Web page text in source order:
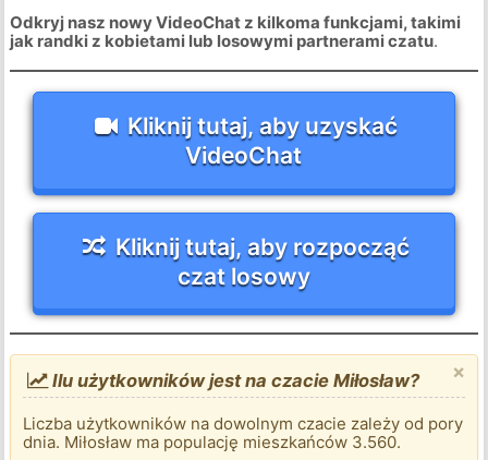
Odkryj nasz nowy VideoChat z kilkoma funkcjami, takimi
jak randki z kobietami lub losowymi partnerami czatu.
Kliknij tutaj, aby uzyskać
VideoChat
Kliknij tutaj, aby rozpocząć
czat losowy
×
Ilu użytkowników jest na czacie Miłosław?
Liczba użytkowników na dowolnym czacie zależy od pory
dnia. Miłosław ma populację mieszkańców 3.560.